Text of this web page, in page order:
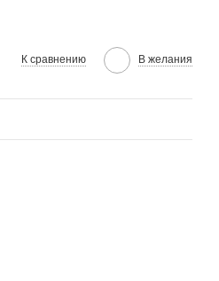
К сравнению В желания